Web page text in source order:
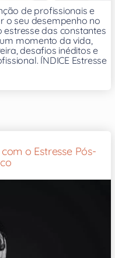
de profissionais e
o seu desempenho no
das constantes
momento da vida,
desafios inéditos e
ÍNDICE Estresse
o Estresse Pós-